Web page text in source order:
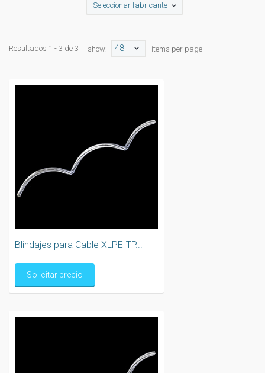
Seleccionar fabricante
Resultados 1 - 3 de 3 show: 48 items per page
Blindajes para Cable XLPE-TP...
Solicitar precio